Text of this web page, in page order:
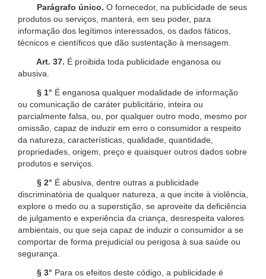
Parágrafo único. O fornecedor, na publicidade de seus
produtos ou serviços, manterá, em seu poder, para
informação dos legítimos interessados, os dados fáticos,
técnicos e científicos que dão sustentação à mensagem.
Art. 37. É proibida toda publicidade enganosa ou
abusiva.
§ 1° É enganosa qualquer modalidade de informação
ou comunicação de caráter publicitário, inteira ou
parcialmente falsa, ou, por qualquer outro modo, mesmo por
omissão, capaz de induzir em erro o consumidor a respeito
da natureza, características, qualidade, quantidade,
propriedades, origem, preço e quaisquer outros dados sobre
produtos e serviços.
§ 2° É abusiva, dentre outras a publicidade
discriminatória de qualquer natureza, a que incite à violência,
explore o medo ou a superstição, se aproveite da deficiência
de julgamento e experiência da criança, desrespeita valores
ambientais, ou que seja capaz de induzir o consumidor a se
comportar de forma prejudicial ou perigosa à sua saúde ou
segurança.
§ 3° Para os efeitos deste código, a publicidade é